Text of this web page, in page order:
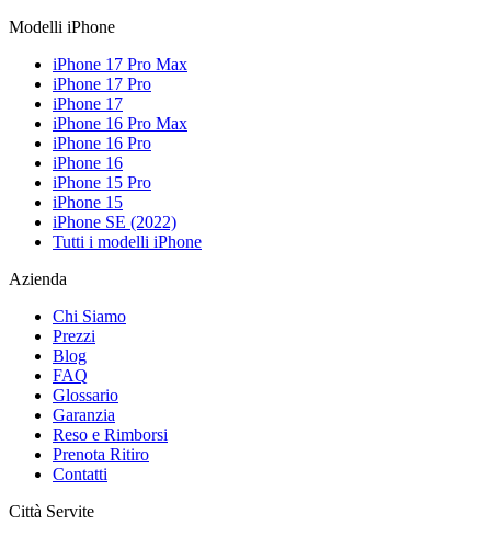
Modelli iPhone
iPhone 17 Pro Max
iPhone 17 Pro
iPhone 17
iPhone 16 Pro Max
iPhone 16 Pro
iPhone 16
iPhone 15 Pro
iPhone 15
iPhone SE (2022)
Tutti i modelli iPhone
Azienda
Chi Siamo
Prezzi
Blog
FAQ
Glossario
Garanzia
Reso e Rimborsi
Prenota Ritiro
Contatti
Città Servite